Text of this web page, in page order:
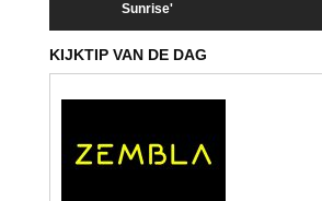
Sunrise'
KIJKTIP VAN DE DAG